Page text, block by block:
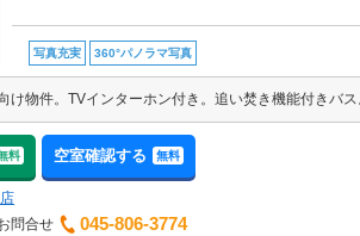
写真充実 360°パノラマ写真
料 空室確認する 無料
問合せ
045-806-3774